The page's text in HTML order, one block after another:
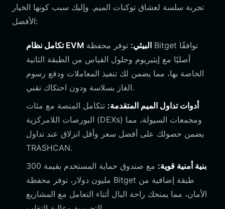
تجربة سلسة لعشاق توكنات الميم. وإليك سبب كونها الخيار
الأفضل:
تكامل نظام EVM البيئي: توفر محفظة Bitget توافقًا
أصليًا مع إيثيريوم وحلول القياس من الطبقة الثانية
الخاصة بها، مما يضمن لك تنفيذ المعاملات ودفع رسوم
الغاز بسلاسة ودون احتكاك تقني.
أدوات تداول الميم المتقدمة: تتكامل المنصة مع مئات
البورصات اللامركزية (DEXs) ومجمعات السيولة، مما
يضمن حصولك على أفضل سعر وأقل انزلاق عند تداول
TRASHCAN.
بنية أمنية قوية:
مع صندوق حماية المستخدم بقيمة 300
مليون دولار، توفر محفظة Bitget طبقة إضافية من
الأمان، مما يمنحك راحة البال أثناء التعامل مع المشاريع